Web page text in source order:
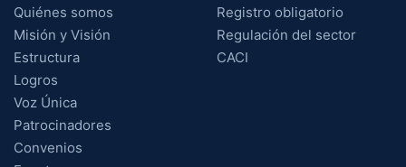
Quiénes somos
Misión y Visión
Estructura
Logros
Voz Única
Patrocinadores
Convenios
Registro obligatorio
Regulación del sector
CACI